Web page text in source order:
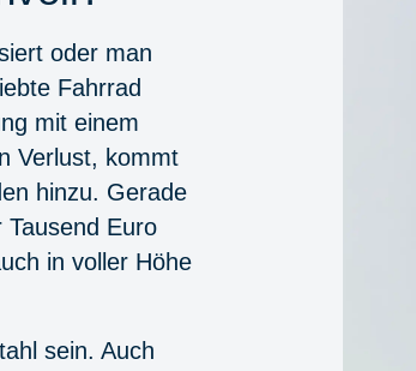
oder man
Fahrrad
mit einem
Verlust, kommt
hinzu. Gerade
Euro
in voller Höhe
sein. Auch